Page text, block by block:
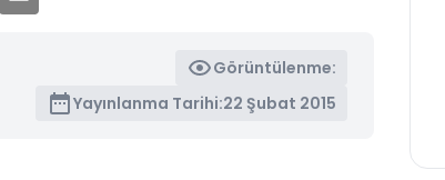
Görüntülenme:
Yayınlanma Tarihi:22 Şubat 2015